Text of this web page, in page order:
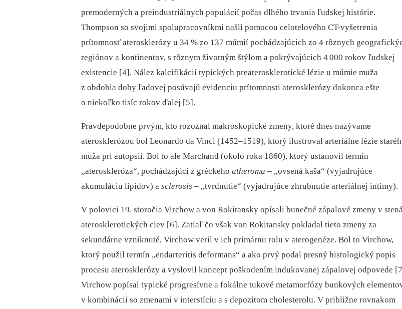
premoderných a preindustriálnych populácií počas dlhého trvania ľudskej histórie.
Thompson so svojimi spolupracovníkmi našli pomocou celotelového CT-vyšetrenia
prítomnosť aterosklerózy u 34 % zo 137 múmií pochádzajúcich zo 4 rôznych
regiónov a kontinentov, s rôznym životným štýlom a pokrývajúcich 4 000 rokov ľudskej
existencie [4]. Nález kalcifikácií typických preaterosklerotické lézie u múmie muža
z obdobia doby ľadovej posúvajú evidenciu prítomnosti atero­sklerózy dokonca ešte
o niekoľko tisíc rokov ďalej [5].
Pravdepodobne prvým, kto rozoznal makroskopické zmeny, ktoré dnes nazývame
aterosklerózou bol Leonardo da Vinci (1452–1519), ktorý ilustroval arteriálne lézie
muža pri autopsii. Bol to ale Marchand (okolo roka 1860), ktorý ustanovil termín
„ateroskleróza“, pochádzajúci z gréckeho atheroma –⁠ „ovsená kaša“ (vyjadrujúce
akumuláciu lipidov) a sclerosis –⁠ „tvrdnutie“ (vyjadrujúce zhrubnutie arteriálnej intimy).
V polovici 19. storočia Virchow a von Rokitansky opísali bunečné zápalové zmeny v
aterosklerotických ciev [6]. Zatiaľ čo však von Rokitansky pokladal tieto zmeny za
sekundárne vzniknuté, Virchow veril v ich primárnu rolu v aterogenéze. Bol to Virchow,
ktorý použil termín „endarteritis deformans“ a ako prvý podal presný histologický popis
procesu aterosklerózy a vyslovil koncept poškodením indukovanej zápalovej odpovede
Virchow popísal typické progresívne a fokálne tukové metamorfózy bunkových
v kombinácii so zmenami v interstíciu a s depozitom cholesterolu. V približne rovnakom